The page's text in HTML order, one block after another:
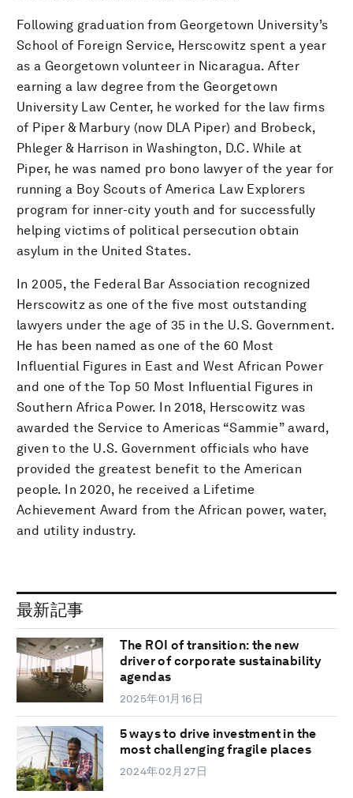
Following graduation from Georgetown University’s
School of Foreign Service, Herscowitz spent a year
as a Georgetown volunteer in Nicaragua. After
earning a law degree from the Georgetown
University Law Center, he worked for the law firms
of Piper & Marbury (now DLA Piper) and Brobeck,
Phleger & Harrison in Washington, D.C. While at
Piper, he was named pro bono lawyer of the year for
running a Boy Scouts of America Law Explorers
program for inner-city youth and for successfully
helping victims of political persecution obtain
asylum in the United States.
In 2005, the Federal Bar Association recognized
Herscowitz as one of the five most outstanding
lawyers under the age of 35 in the U.S. Government.
He has been named as one of the 60 Most
Influential Figures in East and West African Power
and one of the Top 50 Most Influential Figures in
Southern Africa Power. In 2018, Herscowitz was
awarded the Service to Americas “Sammie” award,
given to the U.S. Government officials who have
provided the greatest benefit to the American
people. In 2020, he received a Lifetime
Achievement Award from the African power, water,
and utility industry.
最新記事
The ROI of transition: the new
driver of corporate sustainability
agendas
2025年01月16日
5 ways to drive investment in the
most challenging fragile places
2024年02月27日